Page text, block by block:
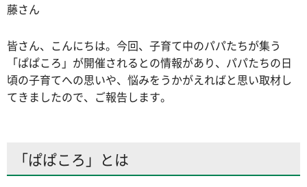
藤さん
皆さん、こんにちは。今回、子育て中のパパたちが集う
「ぱぱころ」が開催されるとの情報があり、パパたちの日
頃の子育てへの思いや、悩みをうかがえればと思い取材し
てきましたので、ご報告します。
「ぱぱころ」とは